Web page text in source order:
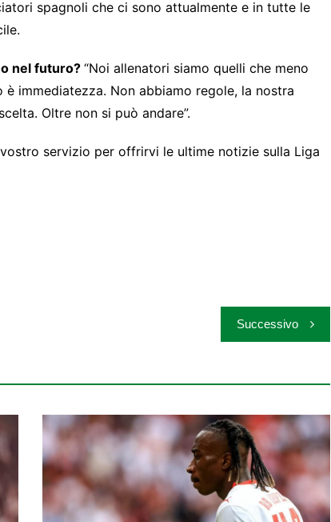
spagnoli che ci sono attualmente e in tutte le
nel futuro? “Noi allenatori siamo quelli che meno
immediatezza. Non abbiamo regole, la nostra
Oltre non si può andare”.
servizio per offrirvi le ultime notizie sulla Liga
Successivo